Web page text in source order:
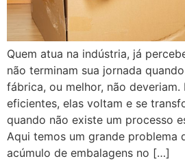
Quem atua na indústria, já
não terminam sua jornada
fábrica, ou melhor, não deveriam.
eficientes, elas voltam e se
quando não existe um processo
Aqui temos um grande problema
acúmulo de embalagens no […]